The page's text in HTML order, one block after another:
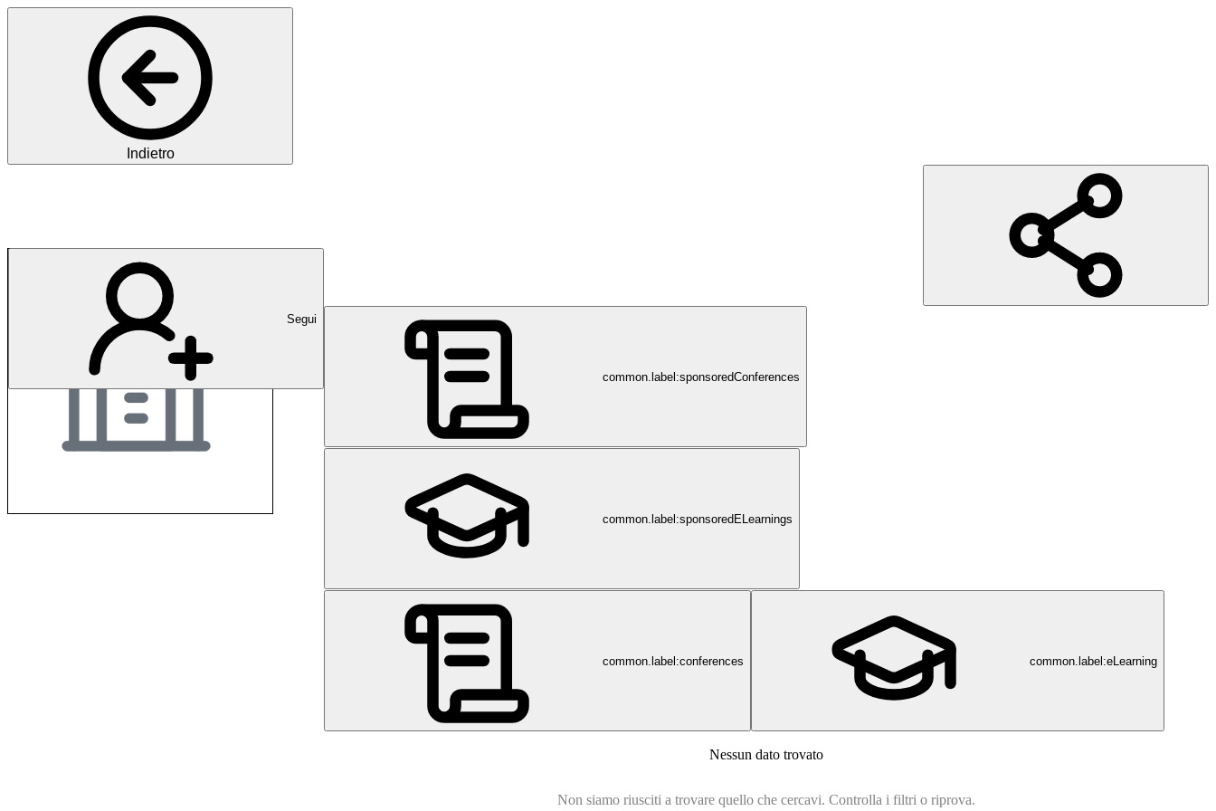
Indietro
Segui
common.label:sponsoredConferences
common.label:sponsoredELearnings
common.label:conferences common.label:eLearning
Nessun dato trovato
Non siamo riusciti a trovare quello che cercavi. Controlla i filtri o riprova.